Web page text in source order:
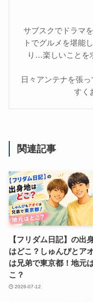
サブスクでドラマ
トでグルメを堪能
り…楽しいことを
日々アンテナを張
すく
関連記事
【フリダム日記】の出
はどこ？しゅんぴとア
は兄弟で東京都！地元
こ？
2026-07-12